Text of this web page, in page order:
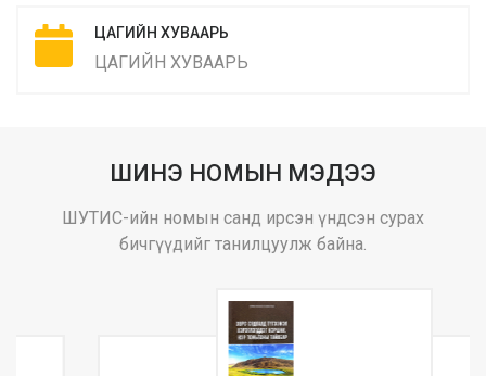
ЦАГИЙН ХУВААРЬ
ЦАГИЙН ХУВААРЬ
ШИНЭ НОМЫН МЭДЭЭ
ШУТИС-ийн номын санд ирсэн үндсэн сурах
бичгүүдийг танилцуулж байна.